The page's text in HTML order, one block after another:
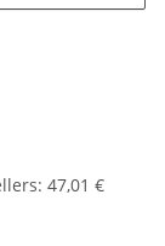
: 47,01 €